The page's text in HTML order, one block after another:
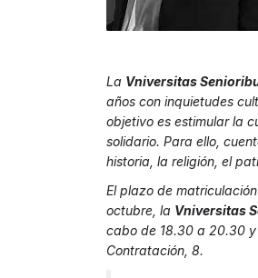
La Vniversitas
años con inquietudes
objetivo es estimular la
solidario. Para ello,
historia, la religión, el
El plazo de
octubre, la Vniversitas
cabo de 18.30 a 20.30
Contratación, 8.